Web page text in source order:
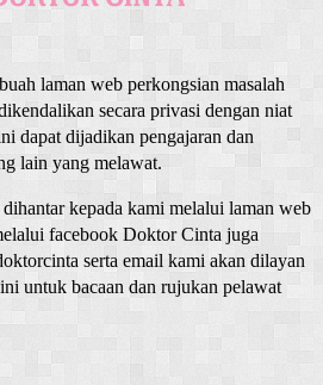
laman web perkongsian masalah
secara privasi dengan niat
dapat dijadikan pengajaran dan
lain yang melawat.
kepada kami melalui laman web
facebook Doktor Cinta juga
serta email kami akan dilayan
untuk bacaan dan rujukan pelawat